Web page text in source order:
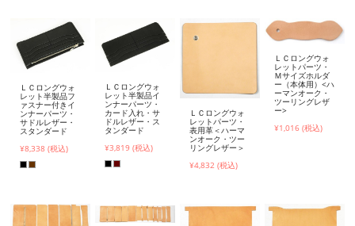
ＬＣロングウォ
レット半製品フ
ァスナー付きイ
ンナーパーツ・
サドルレザー・
スタンダード
¥8,338 (税込)
ＬＣロングウォ
レット半製品イ
ンナーパーツ・
カード入れ・サ
ドルレザー・ス
タンダード
¥3,819 (税込)
ＬＣロングウォ
レットパーツ・
表用革＜ハーマ
ンオーク・ツー
リングレザー＞
¥4,832 (税込)
ＬＣロングウォ
レットパーツ・
Ｍサイズホルダ
ー（本体用）<ハ
ーマンオーク・
ツーリングレザ
ー>
¥1,016 (税込)